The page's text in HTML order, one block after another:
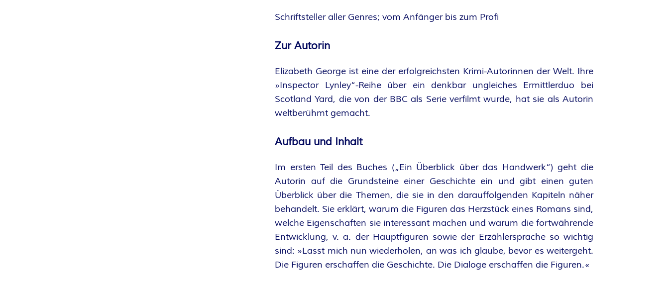
E
F
A
N
A
S
Y
A
U
Schriftsteller aller Genres; vom Anfänger bis zum Profi
Zur Autorin
Elizabeth George ist eine der erfolgreichsten Krimi-Autorinnen der Welt. Ihre
»Inspector Lynley“-Reihe über ein denkbar ungleiches Ermittlerduo bei
Scotland Yard, die von der BBC als Serie verfilmt wurde, hat sie als Autorin
weltberühmt gemacht.
Aufbau und Inhalt
Im ersten Teil des Buches („Ein Überblick über das Handwerk“) geht die
Autorin auf die Grundsteine einer Geschichte ein und gibt einen guten
Überblick über die Themen, die sie in den darauffolgenden Kapiteln näher
behandelt. Sie erklärt, warum die Figuren das Herzstück eines Romans sind,
welche Eigenschaften sie interessant machen und warum die fortwährende
Entwicklung, v. a. der Hauptfiguren sowie der Erzählersprache so wichtig
sind: »Lasst mich nun wiederholen, an was ich glaube, bevor es weitergeht.
Die Figuren erschaffen die Geschichte. Die Dialoge erschaffen die Figuren.«